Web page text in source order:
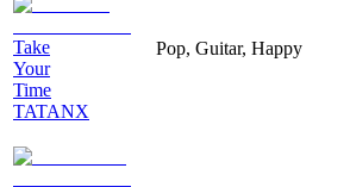
Take
Your
Time
TATANX
Pop, Guitar, Happy